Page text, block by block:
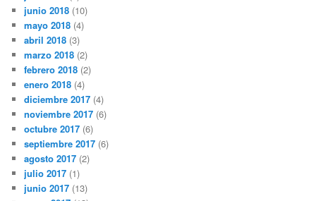
junio 2018 (10)
mayo 2018 (4)
abril 2018 (3)
marzo 2018 (2)
febrero 2018 (2)
enero 2018 (4)
diciembre 2017 (4)
noviembre 2017 (6)
octubre 2017 (6)
septiembre 2017 (6)
agosto 2017 (2)
julio 2017 (1)
junio 2017 (13)